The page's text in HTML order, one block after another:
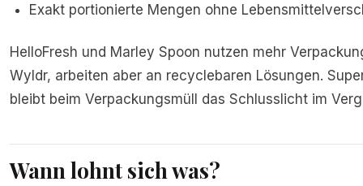
Exakt portionierte Mengen ohne
HelloFresh und Marley Spoon nutzen mehr
Wyldr, arbeiten aber an recyclebaren Lösungen.
bleibt beim Verpackungsmüll das Schlusslicht im
Wann lohnt sich was?